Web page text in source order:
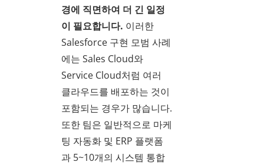
경에 직면하여 더 긴 일정
이 필요합니다. 이러한
Salesforce 구현 모범 사례
에는 Sales Cloud와
Service Cloud처럼 여러
클라우드를 배포하는 것이
포함되는 경우가 많습니다.
또한 팀은 일반적으로 마케
팅 자동화 및 ERP 플랫폼
과 5~10개의 시스템 통합